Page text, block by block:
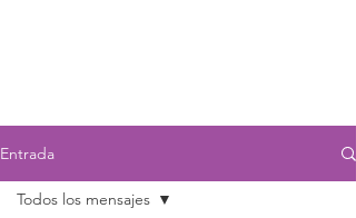
Entrada
Todos los mensajes